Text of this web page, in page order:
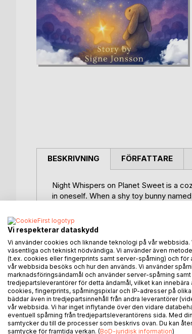
BESKRIVNING
Night Whispers on Planet Sweet is a
in oneself. When a shy toy bunny
Starlight - a gentle, pink candy
facing playful challenges that help
The story is crafted with soft, poetic
reading. The book also includes
connection and support early reading
adults.
FÖRFATTARE
ANDRA TITLAR
Vi respekterar dataskydd
Vi använder cookies och liknande teknologi på vår webbsida.
väsentliga och tekniskt nödvändiga. Vi använder även
(t.ex. cookies eller fingerprints samt server-spårning) och för
vår webbsida besöks och hur den används. Vi använder
marknadsföringsändamål och använder server-spårning samt
tredjepartsleverantörer för detta ändamål, vilket kan innebära
cookies, fingerprints, spårningspixlar och IP-adresser på olika
bäddar även in tredjepartsinnehåll från andra leverantörer
vår webbsida. Vi har inget inflytande över den vidare
eventuell spårning från tredjepartsleverantörens sida. Med
samtycker du till de processer som beskrivs ovan. Du kan
samtycke för framtida verkan. (BoD-juridisk information)